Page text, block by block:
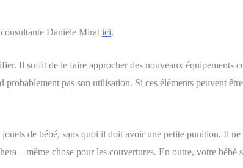
Danièle Mirat ici.
Il suffit de le faire approcher des nouveaux équipements
pas son utilisation. Si ces éléments peuvent
de bébé, sans quoi il doit avoir une petite punition. Il
– même chose pour les couvertures. En outre, votre bébé